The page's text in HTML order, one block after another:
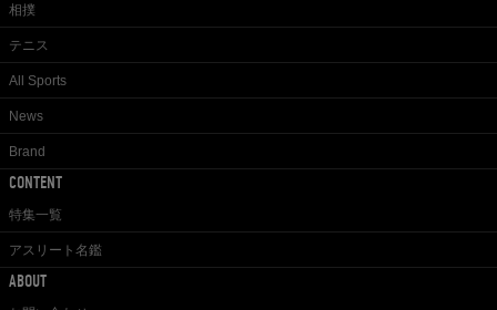
相撲
テニス
All Sports
News
Brand
CONTENT
特集一覧
アスリート名鑑
ABOUT